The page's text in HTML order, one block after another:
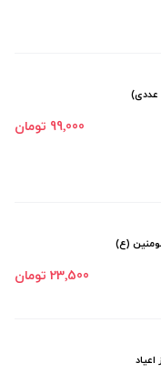
عددی)
99٬000 تومان
(ع)
23٬500 تومان